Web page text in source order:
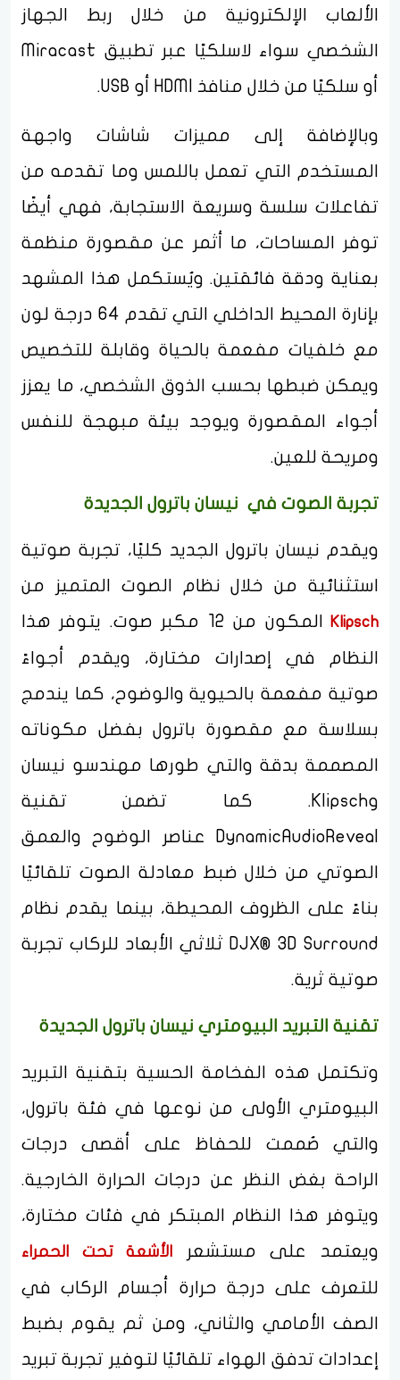
الألعاب الإلكترونية من خلال ربط الجهاز
الشخصي سواء لاسلكيًا عبر تطبيق Miracast
أو سلكيًا من خلال منافذ HDMI أو USB.
وبالإضافة إلى مميزات شاشات واجهة
المستخدم التي تعمل باللمس وما تقدمه من
تفاعلات سلسة وسريعة الاستجابة، فهي أيضًا
توفر المساحات، ما أثمر عن مقصورة منظمة
بعناية ودقة فائقتين. ويُستكمل هذا المشهد
بإنارة المحيط الداخلي التي تقدم 64 درجة لون
مع خلفيات مفعمة بالحياة وقابلة للتخصيص
ويمكن ضبطها بحسب الذوق الشخصي، ما يعزز
أجواء المقصورة ويوجد بيئة مبهجة للنفس
ومريحة للعين.
تجربة الصوت في نيسان باترول الجديدة
ويقدم نيسان باترول الجديد كليًا، تجربة صوتية
استثنائية من خلال نظام الصوت المتميز من
Klipsch
المكون من 12 مكبر صوت. يتوفر هذا
النظام في إصدارات مختارة، ويقدم أجواءً
صوتية مفعمة بالحيوية والوضوح، كما يندمج
بسلاسة مع مقصورة باترول بفضل مكوناته
المصممة بدقة والتي طورها مهندسو نيسان
وKlipsch. كما تضمن تقنية
DynamicAudioReveal عناصر الوضوح والعمق
الصوتي من خلال ضبط معادلة الصوت تلقائيًا
بناءً على الظروف المحيطة، بينما يقدم نظام
DJX®️ 3D Surround ثلاثي الأبعاد للركاب تجربة
صوتية ثرية.
تقنية التبريد البيومتري نيسان باترول الجديدة
وتكتمل هذه الفخامة الحسية بتقنية التبريد
البيومتري الأولى من نوعها في فئة باترول،
والتي صُممت للحفاظ على أقصى درجات
الراحة بغض النظر عن درجات الحرارة الخارجية.
ويتوفر هذا النظام المبتكر في فئات مختارة،
ويعتمد على مستشعر الأشعة تحت الحمراء
للتعرف على درجة حرارة أجسام الركاب في
الصف الأمامي والثاني، ومن ثم يقوم بضبط
إعدادات تدفق الهواء تلقائيًا لتوفير تجربة تبريد